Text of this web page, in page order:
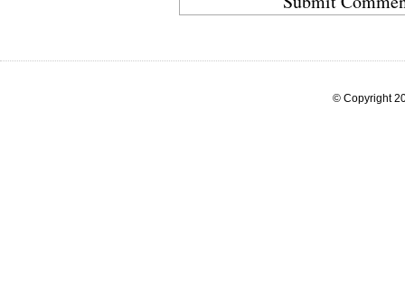
© Copyright